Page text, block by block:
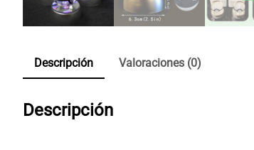
Descripción Valoraciones (0)
Descripción